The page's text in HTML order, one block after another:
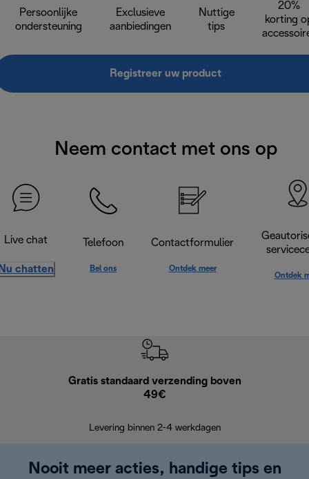
Persoonlijke
ondersteuning
Exclusieve
aanbiedingen
Nuttige
tips
20%
korting
Registreer uw product
Neem contact met ons op
Live chat
chatten
Telefoon
Bel ons
Contactformulier
Ontdek meer
Ontdek
Gratis standaard verzending boven
49€
Levering binnen 2-4 werkdagen
Nooit meer acties, handige tips en